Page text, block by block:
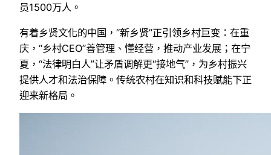
员1500万人。
有着乡贤文化的中国，“新乡贤”正引领乡村巨变：在重
庆，“乡村CEO”善管理、懂经营，推动产业发展；在宁
夏，“法律明白人”让矛盾调解更“接地气”，为乡村振兴
提供人才和法治保障。传统农村在知识和科技赋能下正
迎来新格局。